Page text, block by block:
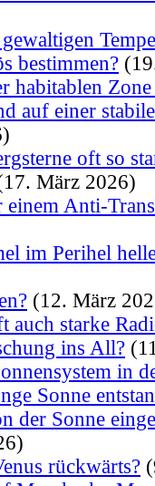
bestimmen?
habitablen
auf einer
oft so
März 2026)
einem Anti-
im Perihel
(12. März
auch starke
ins All?
in
Sonne
der Sonne
rückwärts?